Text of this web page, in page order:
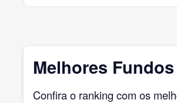
Melhores
Confira o ranking com os